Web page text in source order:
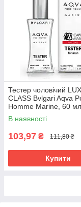
Тестер чоловічий
CLASS Bvlgari Aqva
Homme Marine, 60 мл
В наявності
103,97 ₴ 111,80 ₴
Купити